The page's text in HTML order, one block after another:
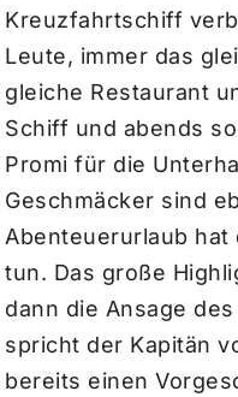
Kreuzfahrtschiff
Leute, immer das
gleiche Restaurant
Schiff und abends
Promi für die
Geschmäcker sind
Abenteuerurlaub hat
tun. Das große
dann die Ansage
spricht der Kapitän
bereits einen